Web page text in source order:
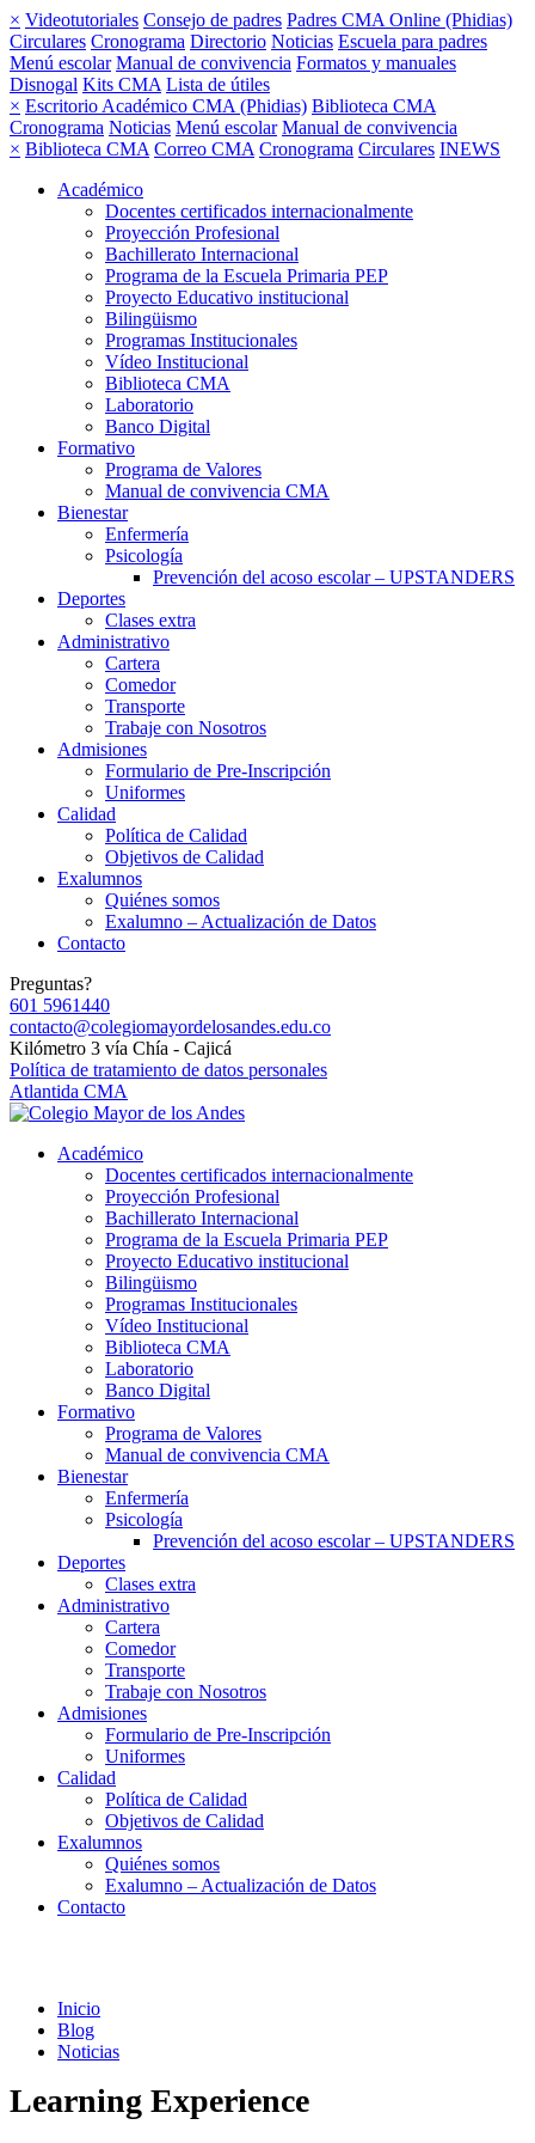
× Videotutoriales Consejo de padres Padres CMA Online (Phidias)
Circulares Cronograma Directorio Noticias Escuela para padres
Menú escolar Manual de convivencia Formatos y manuales
Disnogal Kits CMA Lista de útiles
× Escritorio Académico CMA (Phidias) Biblioteca CMA
Cronograma Noticias Menú escolar Manual de convivencia
× Biblioteca CMA Correo CMA Cronograma Circulares INEWS
Académico
Docentes certificados internacionalmente
Proyección Profesional
Bachillerato Internacional
Programa de la Escuela Primaria PEP
Proyecto Educativo institucional
Bilingüismo
Programas Institucionales
Vídeo Institucional
Biblioteca CMA
Laboratorio
Banco Digital
Formativo
Programa de Valores
Manual de convivencia CMA
Bienestar
Enfermería
Psicología
Prevención del acoso escolar – UPSTANDERS
Deportes
Clases extra
Administrativo
Cartera
Comedor
Transporte
Trabaje con Nosotros
Admisiones
Formulario de Pre-Inscripción
Uniformes
Calidad
Política de Calidad
Objetivos de Calidad
Exalumnos
Quiénes somos
Exalumno – Actualización de Datos
Contacto
Preguntas?
601 5961440
contacto@colegiomayordelosandes.edu.co
Kilómetro 3 vía Chía - Cajicá
Política de tratamiento de datos personales
Atlantida CMA
Académico
Docentes certificados internacionalmente
Proyección Profesional
Bachillerato Internacional
Programa de la Escuela Primaria PEP
Proyecto Educativo institucional
Bilingüismo
Programas Institucionales
Vídeo Institucional
Biblioteca CMA
Laboratorio
Banco Digital
Formativo
Programa de Valores
Manual de convivencia CMA
Bienestar
Enfermería
Psicología
Prevención del acoso escolar – UPSTANDERS
Deportes
Clases extra
Administrativo
Cartera
Comedor
Transporte
Trabaje con Nosotros
Admisiones
Formulario de Pre-Inscripción
Uniformes
Calidad
Política de Calidad
Objetivos de Calidad
Exalumnos
Quiénes somos
Exalumno – Actualización de Datos
Contacto
Inicio
Blog
Noticias
Learning Experience